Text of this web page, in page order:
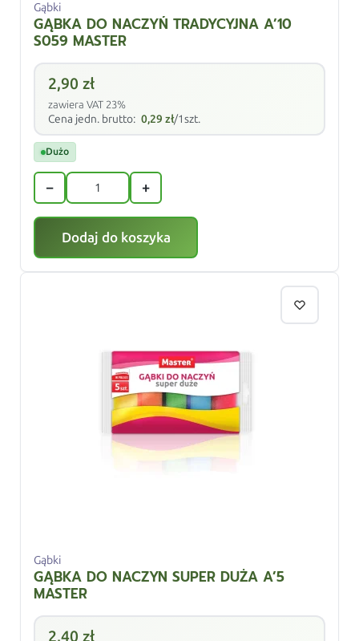
Gąbki
GĄBKA DO NACZYŃ TRADYCYJNA A’10
S059 MASTER
2,90zł
zawiera VAT 23%
Cena jedn. brutto: 0,29zł/1szt.
Dużo
− +
Dodaj do koszyka
Gąbki
GĄBKA DO NACZYN SUPER DUŻA A’5
MASTER
2,40zł